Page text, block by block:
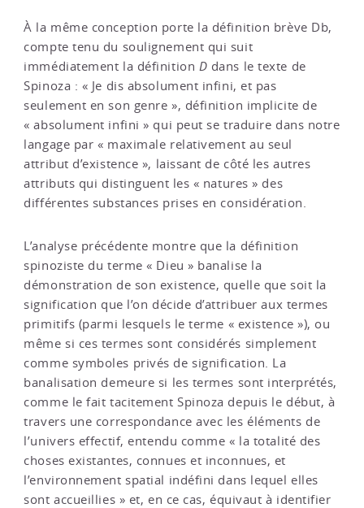
À la même conception porte la définition brève Db,
compte tenu du soulignement qui suit
immédiatement la définition D dans le texte de
Spinoza : « Je dis absolument infini, et pas
seulement en son genre », définition implicite de
« absolument infini » qui peut se traduire dans notre
langage par « maximale relativement au seul
attribut d’existence », laissant de côté les autres
attributs qui distinguent les « natures » des
différentes substances prises en considération.
L’analyse précédente montre que la définition
spinoziste du terme « Dieu » banalise la
démonstration de son existence, quelle que soit la
signification que l’on décide d’attribuer aux termes
primitifs (parmi lesquels le terme « existence »), ou
même si ces termes sont considérés simplement
comme symboles privés de signification. La
banalisation demeure si les termes sont interprétés,
comme le fait tacitement Spinoza depuis le début, à
travers une correspondance avec les éléments de
l’univers effectif, entendu comme « la totalité des
choses existantes, connues et inconnues, et
l’environnement spatial indéfini dans lequel elles
sont accueillies » et, en ce cas, équivaut à identifier